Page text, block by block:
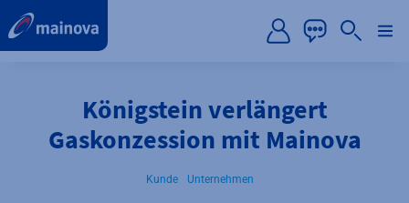
Königstein verlängert
Gaskonzession mit Mainova
Kunde Unternehmen